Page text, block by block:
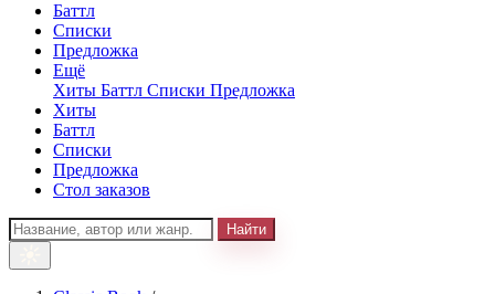
Баттл
Списки
Предложка
Ещё
Хиты Баттл Списки Предложка
Хиты
Баттл
Списки
Предложка
Стол заказов
Найти